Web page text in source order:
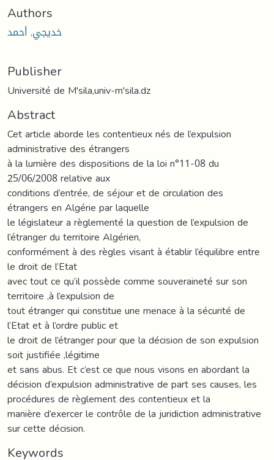
Authors
خديجي, أحمد
Publisher
Université de M'sila,univ-m'sila.dz
Abstract
Cet article aborde les contentieux nés de l’expulsion
administrative des étrangers
à la lumière des dispositions de la loi n°11-08 du
25/06/2008 relative aux
conditions d’entrée, de séjour et de circulation des
étrangers en Algérie par laquelle
le législateur a règlementé la question de l’expulsion de
l’étranger du territoire Algérien,
conformément à des règles visant à établir l’équilibre entre
le droit de l’Etat
avec tout ce qu’il possède comme souveraineté sur son
territoire ,à l’expulsion de
tout étranger qui constitue une menace à la sécurité de
l’Etat et à l’ordre public et
le droit de l’étranger pour que la décision de son expulsion
soit justifiée ,légitime
et sans abus. Et c’est ce que nous visons en abordant la
décision d’expulsion administrative de part ses causes, les
procédures de règlement des contentieux et la
manière d’exercer le contrôle de la juridiction administrative
sur cette décision.
Keywords